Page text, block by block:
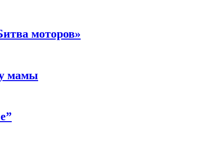
моторов»
у мамы